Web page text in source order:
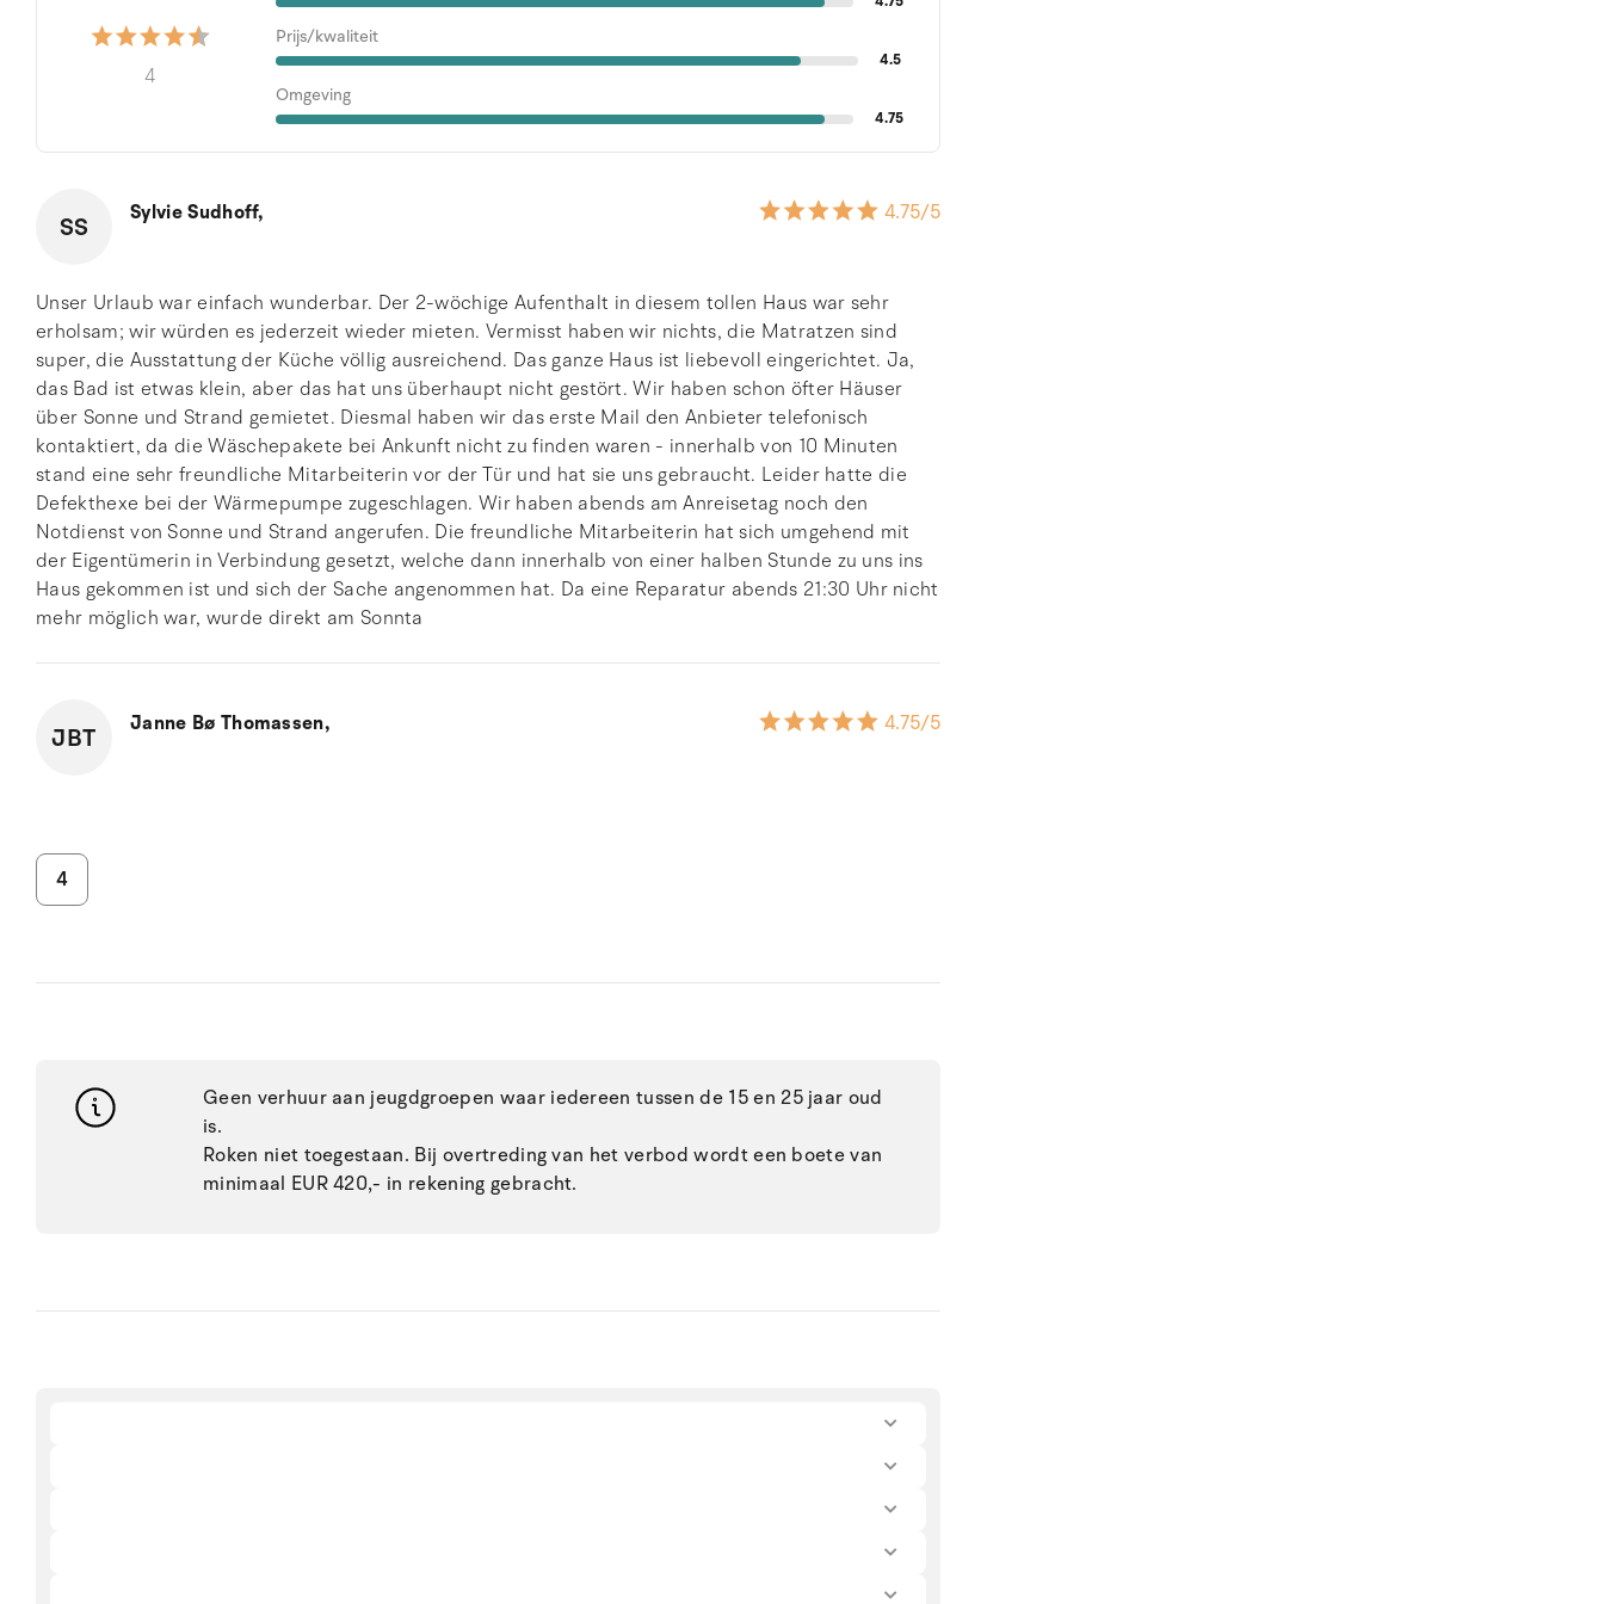
4
Prijs/kwaliteit
4.5
Omgeving
4.75
SS Sylvie Sudhoff, 4.75/5
Unser Urlaub war einfach wunderbar. Der 2-wöchige Aufenthalt in diesem tollen Haus war sehr
erholsam; wir würden es jederzeit wieder mieten. Vermisst haben wir nichts, die Matratzen sind
super, die Ausstattung der Küche völlig ausreichend. Das ganze Haus ist liebevoll eingerichtet. Ja,
das Bad ist etwas klein, aber das hat uns überhaupt nicht gestört. Wir haben schon öfter Häuser
über Sonne und Strand gemietet. Diesmal haben wir das erste Mail den Anbieter telefonisch
kontaktiert, da die Wäschepakete bei Ankunft nicht zu finden waren - innerhalb von 10 Minuten
stand eine sehr freundliche Mitarbeiterin vor der Tür und hat sie uns gebraucht. Leider hatte die
Defekthexe bei der Wärmepumpe zugeschlagen. Wir haben abends am Anreisetag noch den
Notdienst von Sonne und Strand angerufen. Die freundliche Mitarbeiterin hat sich umgehend mit
der Eigentümerin in Verbindung gesetzt, welche dann innerhalb von einer halben Stunde zu uns ins
Haus gekommen ist und sich der Sache angenommen hat. Da eine Reparatur abends 21:30 Uhr nicht
mehr möglich war, wurde direkt am Sonnta
JBT Janne Bø Thomassen, 4.75/5
4
Geen verhuur aan jeugdgroepen waar iedereen tussen de 15 en 25 jaar oud
is.
Roken niet toegestaan. Bij overtreding van het verbod wordt een boete van
minimaal EUR 420,- in rekening gebracht.